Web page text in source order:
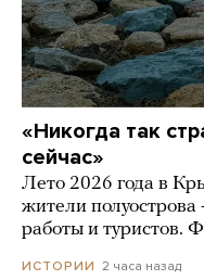
«Никогда так
сейчас»
Лето 2026 года в
жители полуострова
работы и туристов.
ИСТОРИИ 2 часа назад